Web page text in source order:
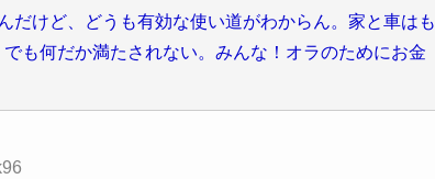
だけど、どうも有効な使い道がわからん。家と車はも
も何だか満たされない。みんな！オラのためにお金